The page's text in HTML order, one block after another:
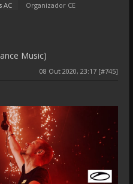
AC
Organizador CE
Music)
08 Out 2020, 23:17 [#745]